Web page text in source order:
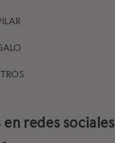
en redes sociales